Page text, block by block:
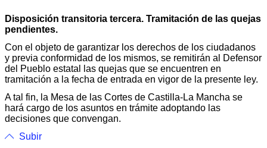
Disposición transitoria tercera. Tramitación de las quejas
pendientes.
Con el objeto de garantizar los derechos de los ciudadanos
y previa conformidad de los mismos, se remitirán al Defensor
del Pueblo estatal las quejas que se encuentren en
tramitación a la fecha de entrada en vigor de la presente ley.
A tal fin, la Mesa de las Cortes de Castilla-La Mancha se
hará cargo de los asuntos en trámite adoptando las
decisiones que convengan.
Subir